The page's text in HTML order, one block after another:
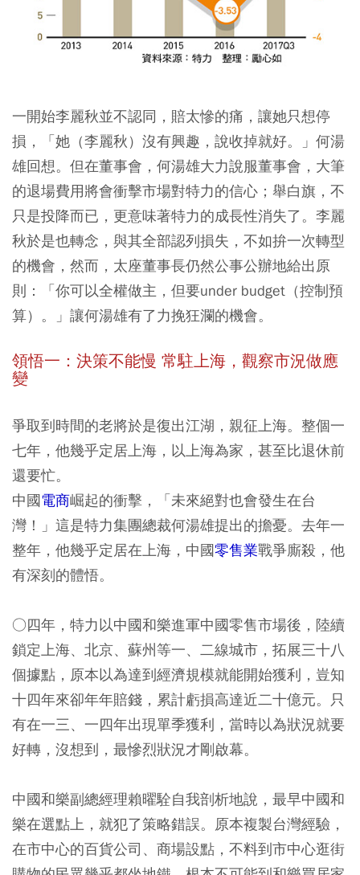
一開始李麗秋並不認同，賠太慘的痛，讓她只想停
損，「她（李麗秋）沒有興趣，說收掉就好。」何湯
雄回想。但在董事會，何湯雄大力說服董事會，大筆
的退場費用將會衝擊市場對特力的信心；舉白旗，不
只是投降而已，更意味著特力的成長性消失了。李麗
秋於是也轉念，與其全部認列損失，不如拚一次轉型
的機會，然而，太座董事長仍然公事公辦地給出原
則：「你可以全權做主，但要under budget（控制預
算）。」讓何湯雄有了力挽狂瀾的機會。
領悟一：決策不能慢 常駐上海，觀察市況做應
變
爭取到時間的老將於是復出江湖，親征上海。整個一
七年，他幾乎定居上海，以上海為家，甚至比退休前
還要忙。
中國電商崛起的衝擊，「未來絕對也會發生在台
灣！」這是特力集團總裁何湯雄提出的擔憂。去年一
整年，他幾乎定居在上海，中國零售業戰爭廝殺，他
有深刻的體悟。
○四年，特力以中國和樂進軍中國零售市場後，陸續
鎖定上海、北京、蘇州等一、二線城市，拓展三十八
個據點，原本以為達到經濟規模就能開始獲利，豈知
十四年來卻年年賠錢，累計虧損高達近二十億元。只
有在一三、一四年出現單季獲利，當時以為狀況就要
好轉，沒想到，最慘烈狀況才剛啟幕。
中國和樂副總經理賴曜駩自我剖析地說，最早中國和
樂在選點上，就犯了策略錯誤。原本複製台灣經驗，
在市中心的百貨公司、商場設點，不料到市中心逛街